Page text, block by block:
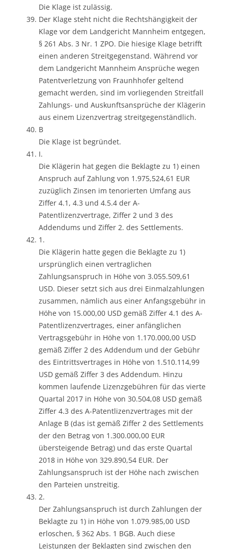
Die Klage ist zulässig.
Der Klage steht nicht die Rechtshängigkeit der
Klage vor dem Landgericht Mannheim entgegen,
§ 261 Abs. 3 Nr. 1 ZPO. Die hiesige Klage betrifft
einen anderen Streitgegenstand. Während vor
dem Landgericht Mannheim Ansprüche wegen
Patentverletzung von Fraunhhofer geltend
gemacht werden, sind im vorliegenden Streitfall
Zahlungs- und Auskunftsansprüche der Klägerin
aus einem Lizenzvertrag streitgegenständlich.
B
Die Klage ist begründet.
I.
Die Klägerin hat gegen die Beklagte zu 1) einen
Anspruch auf Zahlung von 1.975,524,61 EUR
zuzüglich Zinsen im tenorierten Umfang aus
Ziffer 4.1, 4.3 und 4.5.4 der A-
Patentlizenzvertrage, Ziffer 2 und 3 des
Addendums und Ziffer 2. des Settlements.
1.
Die Klägerin hatte gegen die Beklagte zu 1)
ursprünglich einen vertraglichen
Zahlungsanspruch in Höhe von 3.055.509,61
USD. Dieser setzt sich aus drei Einmalzahlungen
zusammen, nämlich aus einer Anfangsgebühr in
Höhe von 15.000,00 USD gemäß Ziffer 4.1 des A-
Patentlizenzvertrages, einer anfänglichen
Vertragsgebühr in Höhe von 1.170.000,00 USD
gemäß Ziffer 2 des Addendum und der Gebühr
des Eintrittsvertrages in Höhe von 1.510.114,99
USD gemäß Ziffer 3 des Addendum. Hinzu
kommen laufende Lizenzgebühren für das vierte
Quartal 2017 in Höhe von 30.504,08 USD gemäß
Ziffer 4.3 des A-Patentlizenzvertrages mit der
Anlage B (das ist gemäß Ziffer 2 des Settlements
der den Betrag von 1.300.000,00 EUR
übersteigende Betrag) und das erste Quartal
2018 in Höhe von 329.890,54 EUR. Der
Zahlungsanspruch ist der Höhe nach zwischen
den Parteien unstreitig.
2.
Der Zahlungsanspruch ist durch Zahlungen der
Beklagte zu 1) in Höhe von 1.079.985,00 USD
erloschen, § 362 Abs. 1 BGB. Auch diese
Leistungen der Beklagten sind zwischen den